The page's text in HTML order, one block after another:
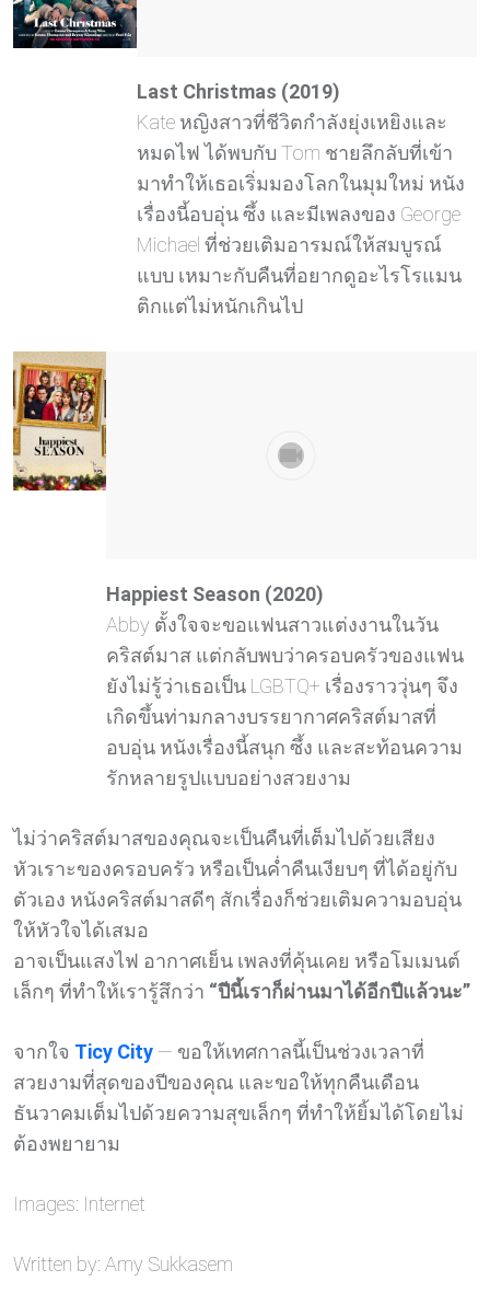
Last Christmas (2019)
Kate หญิงสาวที่ชีวิตกำลังยุ่งเหยิงและ
หมดไฟ ได้พบกับ Tom ชายลึกลับที่เข้า
มาทำให้เธอเริ่มมองโลกในมุมใหม่ หนัง
เรื่องนี้อบอุ่น ซึ้ง และมีเพลงของ George
Michael ที่ช่วยเติมอารมณ์ให้สมบูรณ์
แบบ เหมาะกับคืนที่อยากดูอะไรโรแมน
ติกแต่ไม่หนักเกินไป
Happiest Season (2020)
Abby ตั้งใจจะขอแฟนสาวแต่งงานในวัน
คริสต์มาส แต่กลับพบว่าครอบครัวของแฟน
ยังไม่รู้ว่าเธอเป็น LGBTQ+ เรื่องราววุ่นๆ จึง
เกิดขึ้นท่ามกลางบรรยากาศคริสต์มาสที่
อบอุ่น หนังเรื่องนี้สนุก ซึ้ง และสะท้อนความ
รักหลายรูปแบบอย่างสวยงาม
ไม่ว่าคริสต์มาสของคุณจะเป็นคืนที่เต็มไปด้วยเสียง
หัวเราะของครอบครัว หรือเป็นค่ำคืนเงียบๆ ที่ได้อยู่กับ
ตัวเอง หนังคริสต์มาสดีๆ สักเรื่องก็ช่วยเติมความอบอุ่น
ให้หัวใจได้เสมอ
อาจเป็นแสงไฟ อากาศเย็น เพลงที่คุ้นเคย หรือโมเมนต์
เล็กๆ ที่ทำให้เรารู้สึกว่า “ปีนี้เราก็ผ่านมาได้อีกปีแล้วนะ”
จากใจ Ticy City — ขอให้เทศกาลนี้เป็นช่วงเวลาที่
สวยงามที่สุดของปีของคุณ และขอให้ทุกคืนเดือน
ธันวาคมเต็มไปด้วยความสุขเล็กๆ ที่ทำให้ยิ้มได้โดยไม่
ต้องพยายาม
Images: Internet
Written by: Amy Sukkasem